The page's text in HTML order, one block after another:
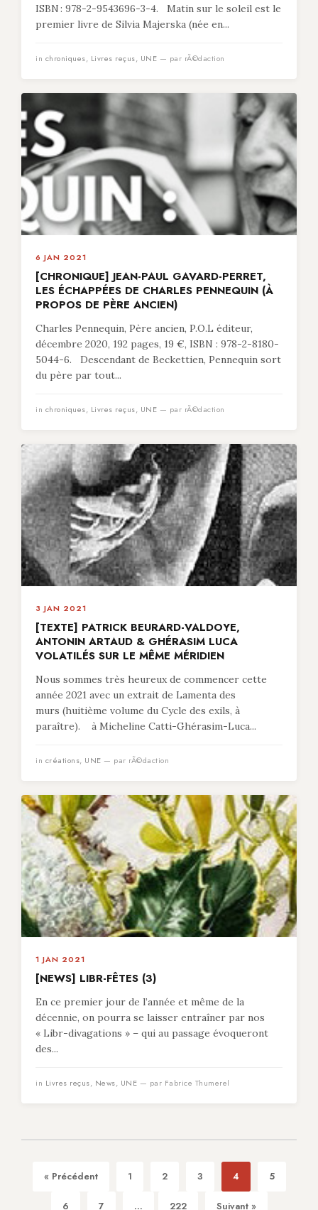
ISBN : 978-2-9543696-3-4. Matin sur le soleil est le
premier livre de Silvia Majerska (née en...
in chroniques, Livres reçus, UNE — par rÃ©daction
6 JAN 2021
[CHRONIQUE] JEAN-PAUL GAVARD-PERRET,
LES ÉCHAPPÉES DE CHARLES PENNEQUIN (À
PROPOS DE PÈRE ANCIEN)
Charles Pennequin, Père ancien, P.O.L éditeur,
décembre 2020, 192 pages, 19 €, ISBN : 978-2-8180-
5044-6. Descendant de Beckettien, Pennequin sort
du père par tout...
in chroniques, Livres reçus, UNE — par rÃ©daction
3 JAN 2021
[TEXTE] PATRICK BEURARD-VALDOYE,
ANTONIN ARTAUD & GHÉRASIM LUCA
VOLATILÉS SUR LE MÊME MÉRIDIEN
Nous sommes très heureux de commencer cette
année 2021 avec un extrait de Lamenta des
murs (huitième volume du Cycle des exils, à
paraître). à Micheline Catti-Ghérasim-Luca...
in créations, UNE — par rÃ©daction
1 JAN 2021
[NEWS] LIBR-FÊTES (3)
En ce premier jour de l’année et même de la
décennie, on pourra se laisser entraîner par nos
« Libr-divagations » – qui au passage évoqueront
des...
in Livres reçus, News, UNE — par Fabrice Thumerel
« Précédent 1 2 3 4 5
6 7 ... 222 Suivant »